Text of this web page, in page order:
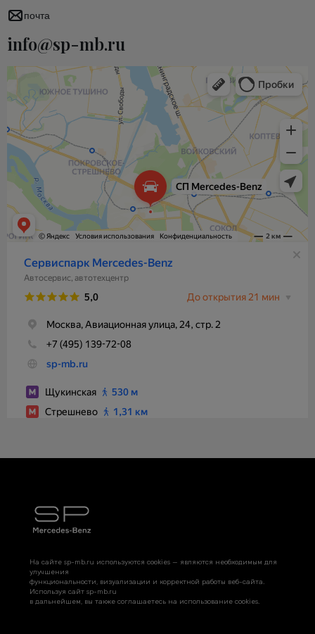
почта
info@sp-mb.ru
На сайте sp-mb.ru используются cookies — являются необходимым для
улучшения
функциональности, визуализации и корректной работы веб-сайта.
Используя сайт sp-mb.ru
в дальнейшем, вы также соглашаетесь на использование cookies.